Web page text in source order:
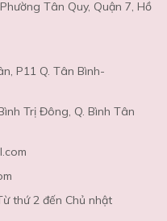
Tân Quy, Quận 7, Hồ
P11 Q. Tân Bình-
Trị Đông, Q. Bình Tân
thứ 2 đến Chủ nhật